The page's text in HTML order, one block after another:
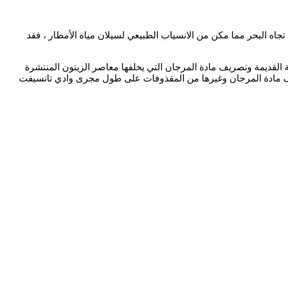
البحر مما مكن من الانسياب الطبيعي لسيلان مياه الأمطار ، فقد
وتصريف مادة المرجان التي يخلفها معاصر الزيتون المنتشرة
المرجان وغيرها من المقذوفات على طول مجرى وادي تانسيفت